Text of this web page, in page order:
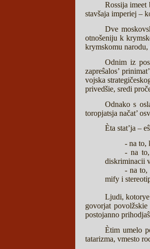
Rossija
stavšaja imperiej –
Dve
otnošeniju k
krymskomu
Odnim iz
zapreŝalos’
vojska
privedšie, sredi
Odnako s
toropjatsja načat’
Èta stat’ja –
- na to,
- na to,
diskriminacii
- na to,
mify i
Ljudi, kotorye
govorjat
postojanno
Ètim umelo
tatarizma, vmesto